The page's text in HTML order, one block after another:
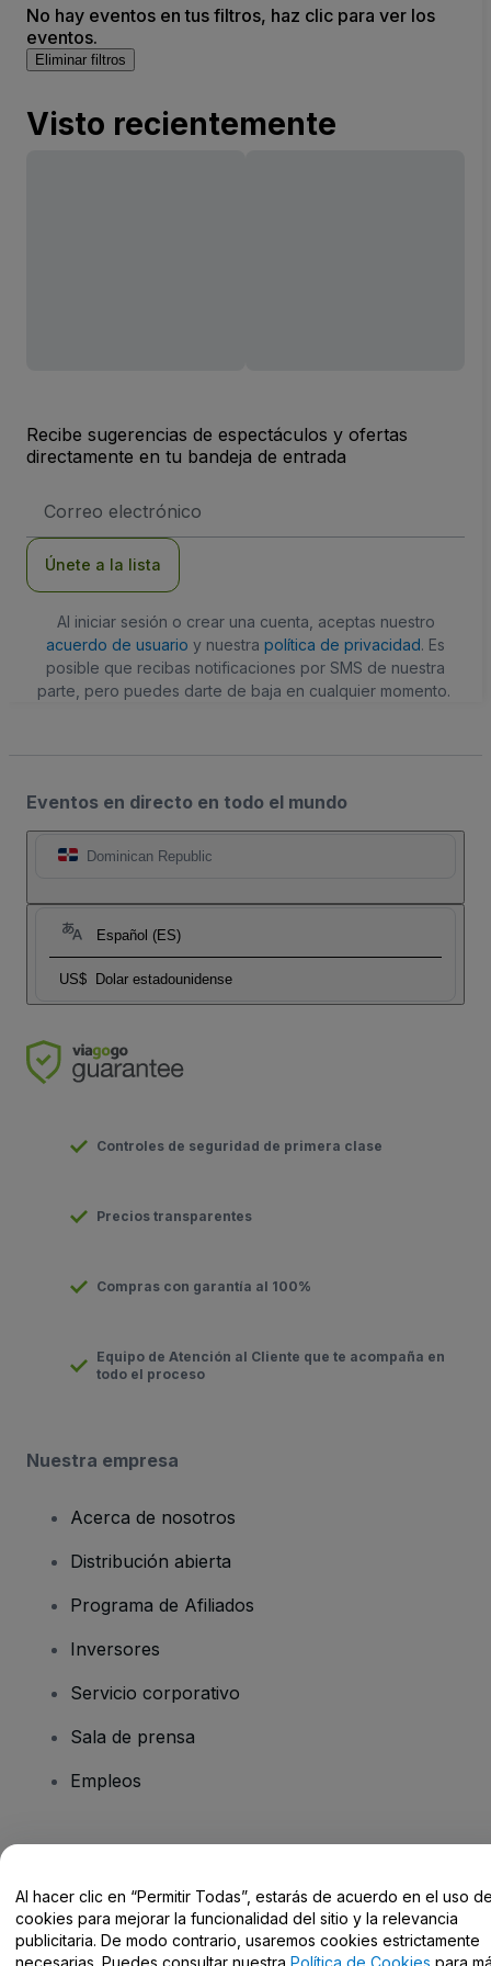
No hay eventos en tus filtros, haz clic para ver los
eventos.
Eliminar filtros
Visto recientemente
Recibe sugerencias de espectáculos y ofertas
directamente en tu bandeja de entrada
de
Únete a la lista
Al iniciar sesión o crear una cuenta, aceptas nuestro
acuerdo de usuario y nuestra política de privacidad. Es
posible que recibas notificaciones por SMS de nuestra
parte, pero puedes darte de baja en cualquier momento.
Eventos en directo en todo el mundo
Dominican Republic
Español (ES)
US$ Dolar estadounidense
Controles de seguridad de primera clase
Precios transparentes
Compras con garantía al 100%
Equipo de Atención al Cliente que te acompaña en
todo el proceso
Nuestra empresa
Acerca de nosotros
Distribución abierta
Programa de Afiliados
Inversores
Servicio corporativo
Sala de prensa
Empleos
Centro de Ayuda / Contacto
Al hacer clic en “Permitir Todas”, estarás de acuerdo en el uso
cookies para mejorar la funcionalidad del sitio y la relevancia
publicitaria. De modo contrario, usaremos cookies estrictamente
necesarias. Puedes consultar nuestra Política de Cookies para